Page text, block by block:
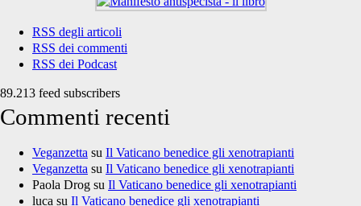
RSS degli articoli
RSS dei commenti
RSS dei Podcast
89.213 feed subscribers
Commenti recenti
Veganzetta su Il Vaticano benedice gli xenotrapianti
Veganzetta su Il Vaticano benedice gli xenotrapianti
Paola Drog su Il Vaticano benedice gli xenotrapianti
luca su Il Vaticano benedice gli xenotrapianti